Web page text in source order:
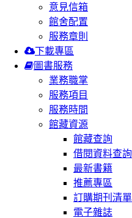
意見信箱
館舍配置
服務章則
下載專區
圖書服務
業務職掌
服務項目
服務時間
館藏資源
館藏查詢
借閱資料查詢
最新書籍
推薦專區
訂購期刊清單
電子雜誌